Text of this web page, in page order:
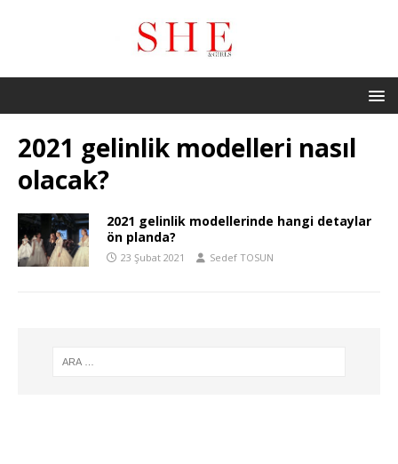
2021 gelinlik modelleri nasıl
olacak?
2021 gelinlik modellerinde hangi detaylar
ön planda?
23 Şubat 2021 Sedef TOSUN